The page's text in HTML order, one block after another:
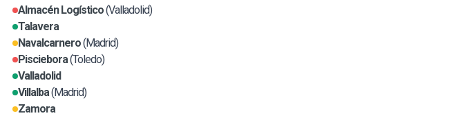
Almacén Logístico(Valladolid)
Talavera
Navalcarnero(Madrid)
Pisciebora(Toledo)
Valladolid
Villalba(Madrid)
Zamora